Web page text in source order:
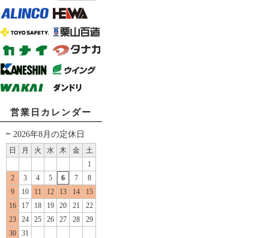
営業日カレンダー
2026年8月の定休日
日 月 火 水 木 金
土
1
2
3 4 5 6 7
8
9
10 11 12 13 14
15
16
17 18 19 20 21
22
23
24 25 26 27 28
29
30
31